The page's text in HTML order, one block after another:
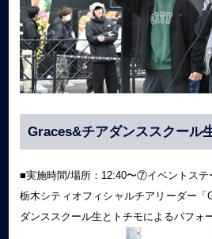
Graces&チアダンススクール
■実施時間/場所：12:40〜⑦イベントステ
栃木シティオフィシャルチアリーダー「
ダンススクール生とトチモによるパフォ